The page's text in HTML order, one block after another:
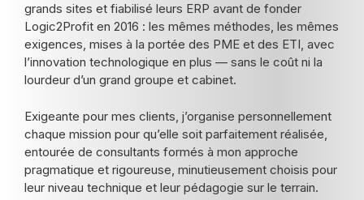
grands sites et fiabilisé leurs ERP avant de fonder
Logic2Profit en 2016 : les mêmes méthodes, les mêmes
exigences, mises à la portée des PME et des ETI, avec
l’innovation technologique en plus — sans le coût ni la
lourdeur d’un grand groupe et cabinet.
Exigeante pour mes clients, j’organise personnellement
chaque mission pour qu’elle soit parfaitement réalisée,
entourée de consultants formés à mon approche
pragmatique et rigoureuse, minutieusement choisis pour
leur niveau technique et leur pédagogie sur le terrain.